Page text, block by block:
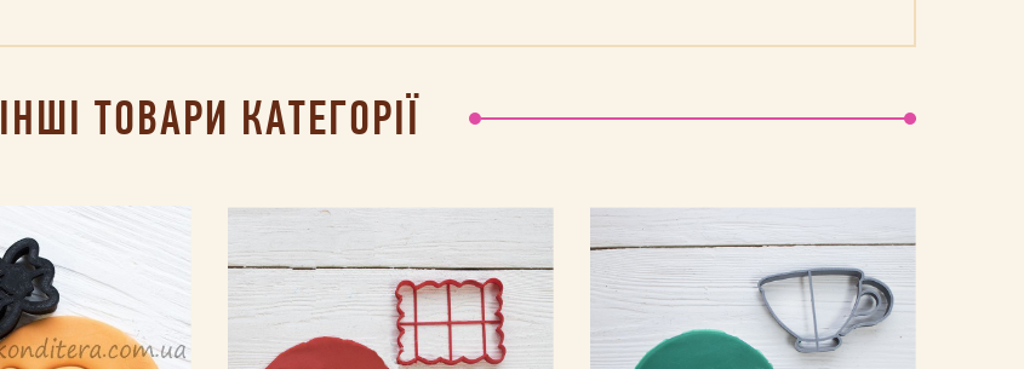
ІНШІ ТОВАРИ КАТЕГОРІЇ